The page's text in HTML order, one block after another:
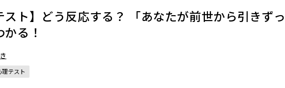
スト】どう反応する？ 「あなたが前世から引きず
る！
テスト